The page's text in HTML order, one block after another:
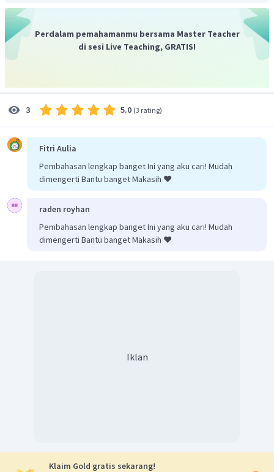
Perdalam pemahamanmu bersama Master Teacher
di sesi Live Teaching, GRATIS!
3 5.0 (3 rating)
Fitri Aulia
Pembahasan lengkap banget Ini yang aku cari! Mudah
dimengerti Bantu banget Makasih ❤️
raden royhan
Pembahasan lengkap banget Ini yang aku cari! Mudah
dimengerti Bantu banget Makasih ❤️
Iklan
Klaim Gold gratis sekarang!